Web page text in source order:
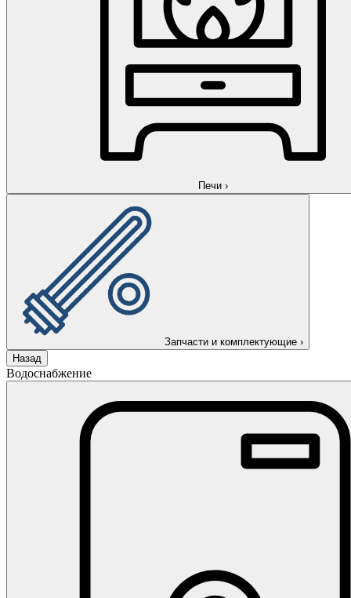
Печи ›
Запчасти и комплектующие ›
Назад
Водоснабжение